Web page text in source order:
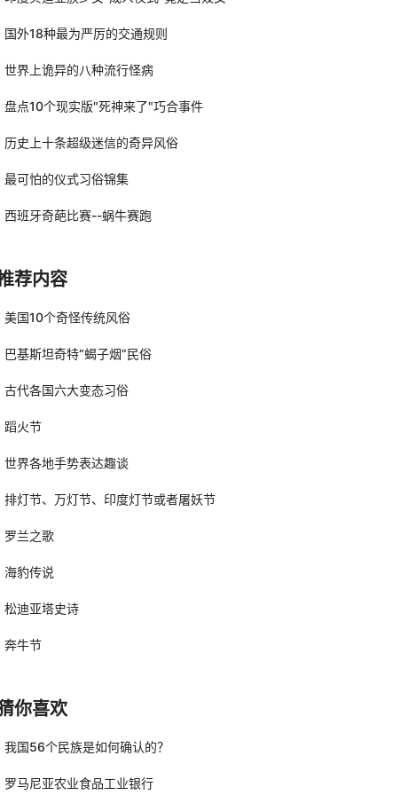
国外18种最为严厉的交通规则
世界上诡异的八种流行怪病
盘点10个现实版"死神来了"巧合事件
历史上十条超级迷信的奇异风俗
最可怕的仪式习俗锦集
西班牙奇葩比赛--蜗牛赛跑
荐内容
美国10个奇怪传统风俗
巴基斯坦奇特“蝎子烟”民俗
古代各国六大变态习俗
蹈火节
世界各地手势表达趣谈
排灯节、万灯节、印度灯节或者屠妖节
罗兰之歌
海豹传说
松迪亚塔史诗
奔牛节
你喜欢
我国56个民族是如何确认的？
罗马尼亚农业食品工业银行